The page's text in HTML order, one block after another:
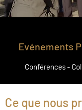
Evénements
Conférences -
Ce que nous